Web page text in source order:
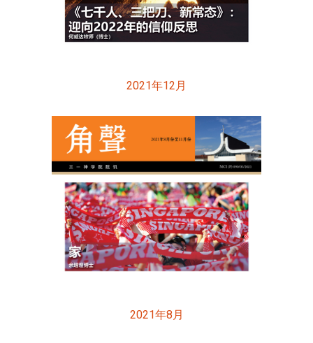
2021年12月
2021年8月